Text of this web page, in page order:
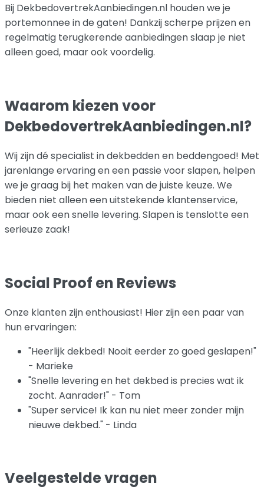
Bij DekbedovertrekAanbiedingen.nl houden we je
portemonnee in de gaten! Dankzij scherpe prijzen en
regelmatig terugkerende aanbiedingen slaap je niet
alleen goed, maar ook voordelig.
Waarom kiezen voor
DekbedovertrekAanbiedingen.nl?
Wij zijn dé specialist in dekbedden en beddengoed! Met
jarenlange ervaring en een passie voor slapen, helpen
we je graag bij het maken van de juiste keuze. We
bieden niet alleen een uitstekende klantenservice,
maar ook een snelle levering. Slapen is tenslotte een
serieuze zaak!
Social Proof en Reviews
Onze klanten zijn enthousiast! Hier zijn een paar van
hun ervaringen:
"Heerlijk dekbed! Nooit eerder zo goed geslapen!"
- Marieke
"Snelle levering en het dekbed is precies wat ik
zocht. Aanrader!" - Tom
"Super service! Ik kan nu niet meer zonder mijn
nieuwe dekbed." - Linda
Veelgestelde vragen